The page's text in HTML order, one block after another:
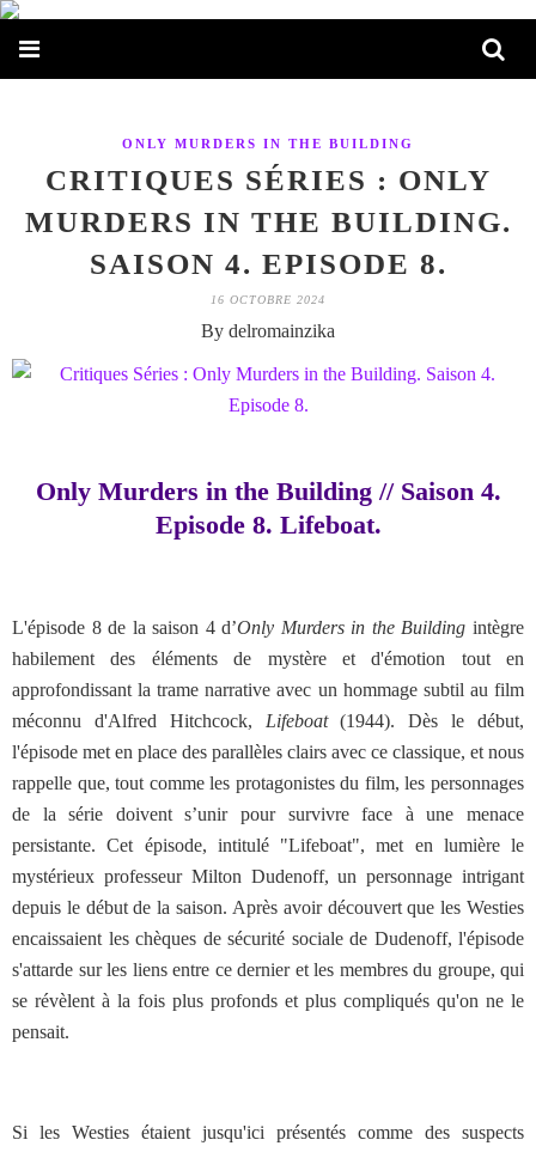
ONLY MURDERS IN THE BUILDING
CRITIQUES SÉRIES : ONLY
MURDERS IN THE BUILDING.
SAISON 4. EPISODE 8.
16 OCTOBRE 2024
By delromainzika
Only Murders in the Building // Saison 4.
Episode 8. Lifeboat.
L'épisode 8 de la saison 4 d’Only Murders in the Building intègre
habilement des éléments de mystère et d'émotion tout en
approfondissant la trame narrative avec un hommage subtil au film
méconnu d'Alfred Hitchcock, Lifeboat(1944). Dès le début,
l'épisode met en place des parallèles clairs avec ce classique, et nous
rappelle que, tout comme les protagonistes du film, les personnages
de la série doivent s’unir pour survivre face à une menace
persistante. Cet épisode, intitulé "Lifeboat", met en lumière le
mystérieux professeur Milton Dudenoff, un personnage intrigant
depuis le début de la saison. Après avoir découvert que les Westies
encaissaient les chèques de sécurité sociale de Dudenoff, l'épisode
s'attarde sur les liens entre ce dernier et les membres du groupe, qui
se révèlent à la fois plus profonds et plus compliqués qu'on ne le
pensait.
Si les Westies étaient jusqu'ici présentés comme des suspects